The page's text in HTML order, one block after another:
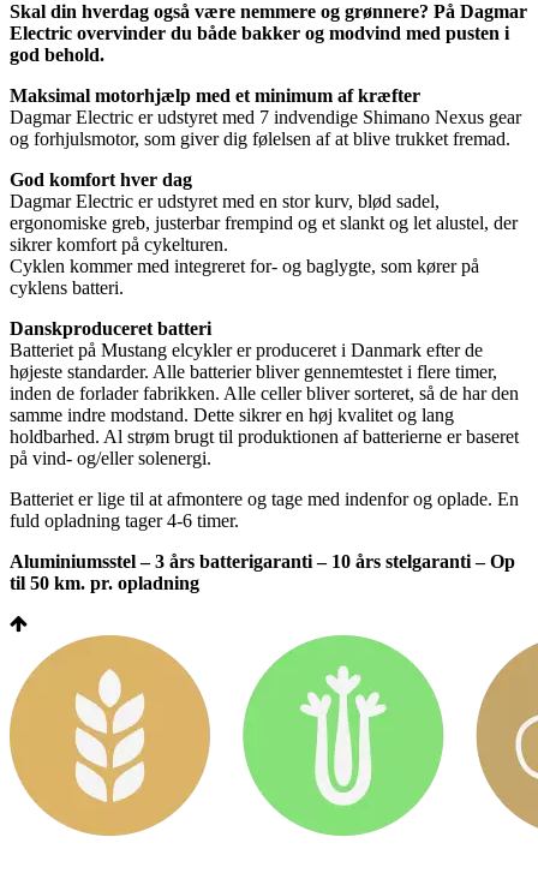
Skal din hverdag også være nemmere og grønnere? På Dagmar
Electric overvinder du både bakker og modvind med pusten i
god behold.
Maksimal motorhjælp med et minimum af kræfter
Dagmar Electric er udstyret med 7 indvendige Shimano Nexus gear
og forhjulsmotor, som giver dig følelsen af at blive trukket fremad.
God komfort hver dag
Dagmar Electric er udstyret med en stor kurv, blød sadel,
ergonomiske greb, justerbar frempind og et slankt og let alustel, der
sikrer komfort på cykelturen.
Cyklen kommer med integreret for- og baglygte, som kører på
cyklens batteri.
Danskproduceret batteri
Batteriet på Mustang elcykler er produceret i Danmark efter de
højeste standarder. Alle batterier bliver gennemtestet i flere timer,
inden de forlader fabrikken. Alle celler bliver sorteret, så de har den
samme indre modstand. Dette sikrer en høj kvalitet og lang
holdbarhed. Al strøm brugt til produktionen af batterierne er baseret
på vind- og/eller solenergi.
Batteriet er lige til at afmontere og tage med indenfor og oplade. En
fuld opladning tager 4-6 timer.
Aluminiumsstel – 3 års batterigaranti – 10 års stelgaranti – Op
til 50 km. pr. opladning